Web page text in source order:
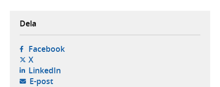
Dela
Facebook- öppnas i ny flik, extern webbplats,
X- öppnas i ny flik, extern webbplats,
LinkedIn- öppnas i ny flik, extern webbplats,
E-post- öppnar din e-postklient,